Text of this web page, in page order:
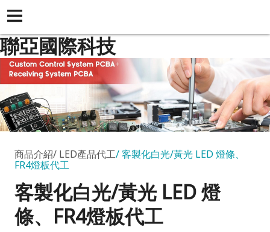
聯亞國際科技
商品介紹 LED產品代工 客製化白光/黃光 LED 燈條、
FR4燈板代工
客製化白光/黃光 LED 燈
條、FR4燈板代工